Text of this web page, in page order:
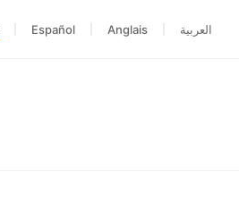
Español Anglais العربية